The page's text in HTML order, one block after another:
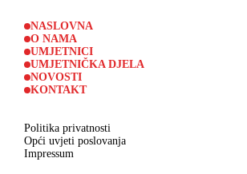
NASLOVNA
O NAMA
UMJETNICI
UMJETNIČKA DJELA
NOVOSTI
KONTAKT
Politika privatnosti
Opći uvjeti poslovanja
Impressum